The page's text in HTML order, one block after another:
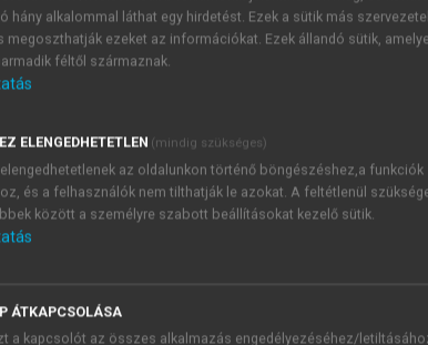
JELSZÓ
Kérek értesítést a MeRSZ
Kérek értesítést az
hány alkalommal láthat egy hirdetést. Ezek a sütik más
megoszthatják ezeket az információkat. Ezek állandó sütik,
féltől származnak.
ELENGEDHETETLEN (mindig szükséges)
az oldalunkon történő böngészéshez,a funkciók
és a felhasználók nem tilthatják le azokat. A feltétlenül
között a személyre szabott beállításokat kezelő sütik.
ÁTKAPCSOLÁSA
a kapcsolót az összes alkalmazás engedélyezéséhez/